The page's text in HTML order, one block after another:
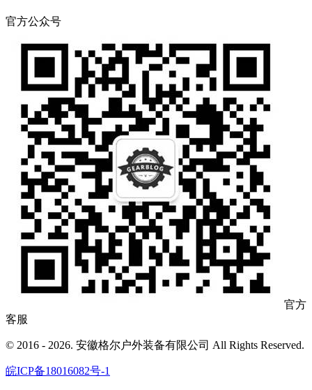
官方公众号
官方
客服
© 2016 - 2026. 安徽格尔户外装备有限公司 All Rights Reserved.
皖ICP备18016082号-1